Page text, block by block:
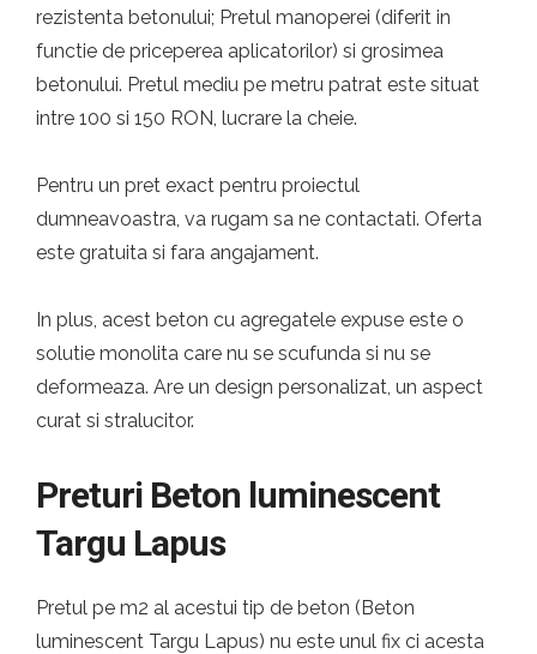
rezistenta betonului; Pretul manoperei (diferit in
functie de priceperea aplicatorilor) si grosimea
betonului. Pretul mediu pe metru patrat este situat
intre 100 si 150 RON, lucrare la cheie.
Pentru un pret exact pentru proiectul
dumneavoastra, va rugam sa ne contactati. Oferta
este gratuita si fara angajament.
In plus, acest beton cu agregatele expuse este o
solutie monolita care nu se scufunda si nu se
deformeaza. Are un design personalizat, un aspect
curat si stralucitor.
Preturi Beton luminescent
Targu Lapus
Pretul pe m2 al acestui tip de beton (Beton
luminescent Targu Lapus) nu este unul fix ci acesta